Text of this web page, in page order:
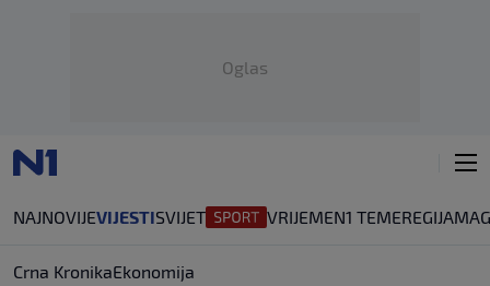
Oglas
NAJNOVIJEVIJESTISVIJET VRIJEMEN1 TEMEREGIJA
Crna KronikaEkonomija